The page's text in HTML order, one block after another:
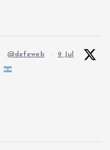
@defeweb · 9 Jul